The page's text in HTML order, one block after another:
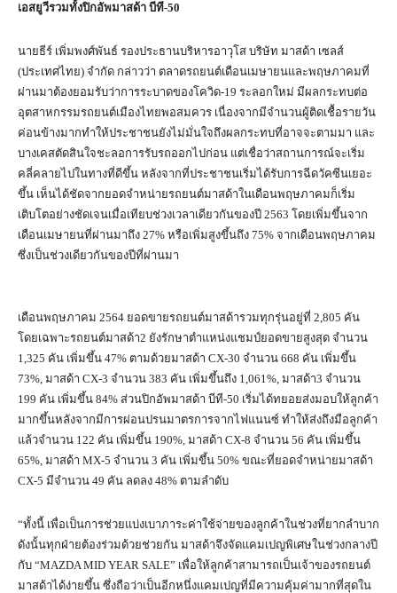
เอสยูวีรวมทั้งปิกอัพมาสด้า บีที-50
นายธีร์ เพิ่มพงศ์พันธ์ รองประธานบริหารอาวุโส บริษัท มาสด้า เซลส์
(ประเทศไทย) จำกัด กล่าวว่า ตลาดรถยนต์เดือนเมษายนและพฤษภาคมที่
ผ่านมาต้องยอมรับว่าการระบาดของโควิด-19 ระลอกใหม่ มีผลกระทบต่อ
อุตสาหกรรมรถยนต์เมืองไทยพอสมควร เนื่องจากมีจำนวนผู้ติดเชื้อรายวัน
ค่อนข้างมากทำให้ประชาชนยังไม่มั่นใจถึงผลกระทบที่อาจจะตามมา และ
บางเคสตัดสินใจชะลอการรับรถออกไปก่อน แต่เชื่อว่าสถานการณ์จะเริ่ม
คลี่คลายไปในทางที่ดีขึ้น หลังจากที่ประชาชนเริ่มได้รับการฉีดวัคซีนเยอะ
ขึ้น เห็นได้ชัดจากยอดจำหน่ายรถยนต์มาสด้าในเดือนพฤษภาคมก็เริ่ม
เติบโตอย่างชัดเจนเมื่อเทียบช่วงเวลาเดียวกันของปี 2563 โดยเพิ่มขึ้นจาก
เดือนเมษายนที่ผ่านมาถึง 27% หรือเพิ่มสูงขึ้นถึง 75% จากเดือนพฤษภาคม
ซึ่งเป็นช่วงเดียวกันของปีที่ผ่านมา
เดือนพฤษภาคม 2564 ยอดขายรถยนต์มาสด้ารวมทุกรุ่นอยู่ที่ 2,805 คัน
โดยเฉพาะรถยนต์มาสด้า2 ยังรักษาตำแหน่งแชมป์ยอดขายสูงสุด จำนวน
1,325 คัน เพิ่มขึ้น 47% ตามด้วยมาสด้า CX-30 จำนวน 668 คัน เพิ่มขึ้น
73%, มาสด้า CX-3 จำนวน 383 คัน เพิ่มขึ้นถึง 1,061%, มาสด้า3 จำนวน
199 คัน เพิ่มขึ้น 84% ส่วนปิกอัพมาสด้า บีที-50 เริ่มได้ทยอยส่งมอบให้ลูกค้า
มากขึ้นหลังจากมีการผ่อนปรนมาตรการจากไฟแนนซ์ ทำให้ส่งถึงมือลูกค้า
แล้วจำนวน 122 คัน เพิ่มขึ้น 190%, มาสด้า CX-8 จำนวน 56 คัน เพิ่มขึ้น
65%, มาสด้า MX-5 จำนวน 3 คัน เพิ่มขึ้น 50% ขณะที่ยอดจำหน่ายมาสด้า
CX-5 มีจำนวน 49 คัน ลดลง 48% ตามลำดับ
“ทั้งนี้ เพื่อเป็นการช่วยแบ่งเบาภาระค่าใช้จ่ายของลูกค้าในช่วงที่ยากลำบาก
ดังนั้นทุกฝ่ายต้องร่วมด้วยช่วยกัน มาสด้าจึงจัดแคมเปญพิเศษในช่วงกลางปี
กับ “MAZDA MID YEAR SALE” เพื่อให้ลูกค้าสามารถเป็นเจ้าของรถยนต์
มาสด้าได้ง่ายขึ้น ซึ่งถือว่าเป็นอีกหนึ่งแคมเปญที่มีความคุ้มค่ามากที่สุดใน